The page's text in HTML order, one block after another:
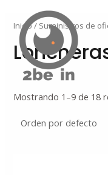
contenido
Inicio/ Suministros de
Mostrando 1–9 de 18